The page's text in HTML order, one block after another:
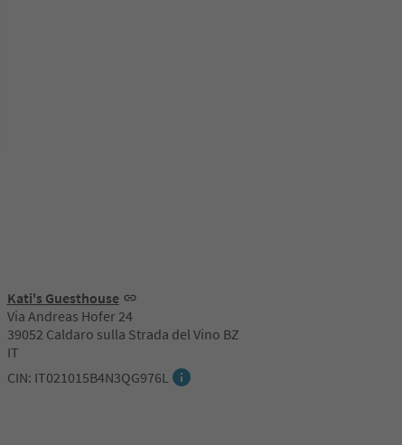
Kati's Guesthouse
Via Andreas Hofer 24
39052 Caldaro sulla Strada del Vino BZ
IT
CIN: IT021015B4N3QG976L